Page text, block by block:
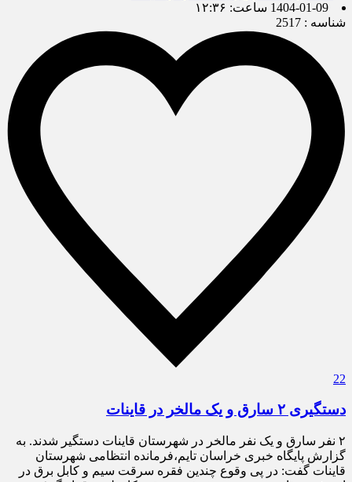
1404-01-09 ساعت: ۱۲:۳۶
شناسه : 2517
22
دستگیری ۲ سارق و یک مالخر در قاینات
۲ نفر سارق و یک نفر مالخر در شهرستان قاینات دستگیر شدند. به
گزارش پایگاه خبری خراسان تایم،فرمانده انتظامی شهرستان
قاینات گفت: در پی وقوع چندین فقره سرقت سیم و کابل برق در